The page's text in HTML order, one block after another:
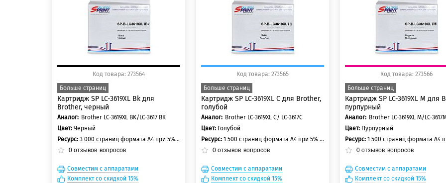
150 баллов
Код товара: 273564
Больше страниц
Картридж SP LC-3619XL Bk для
Brother, черный
Аналог: Brother LC-3619XL BK/LC-3617 BK
Цвет: Черный
Ресурс: 3 000 страниц формата А4 при 5% заполнении страницы
0 отзывов вопросов
Совместим с аппаратами
Комплект со скидкой 15%
150 баллов
Код товара: 273565
Больше страниц
Картридж SP LC-3619XL C для Brother,
голубой
Аналог: Brother LC-3619XL C/ LC-3617C
Цвет: Голубой
Ресурс: 1 500 страниц формата А4 при 5% заполнении страницы
0 отзывов вопросов
Совместим с аппаратами
Комплект со скидкой 15%
150 баллов
Код товара: 273566
Больше страниц
Картридж SP LC-3619XL M для
пурпурный
Аналог: Brother LC-3619XL M/LC-
Цвет: Пурпурный
Ресурс: 1 500 страниц формата А4 при 5%
0 отзывов вопросов
Совместим с аппаратами
Комплект со скидкой 15%